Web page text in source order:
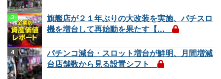
旗艦店が２１年ぶりの大改装を実施、パチスロ
機を増台して再始動を果たす【...
パチンコ減台・スロット増台が鮮明、月間増減
台店舗数から見る設置シフト